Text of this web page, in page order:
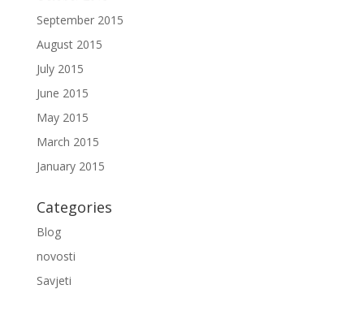
September 2015
August 2015
July 2015
June 2015
May 2015
March 2015
January 2015
Categories
Blog
novosti
Savjeti